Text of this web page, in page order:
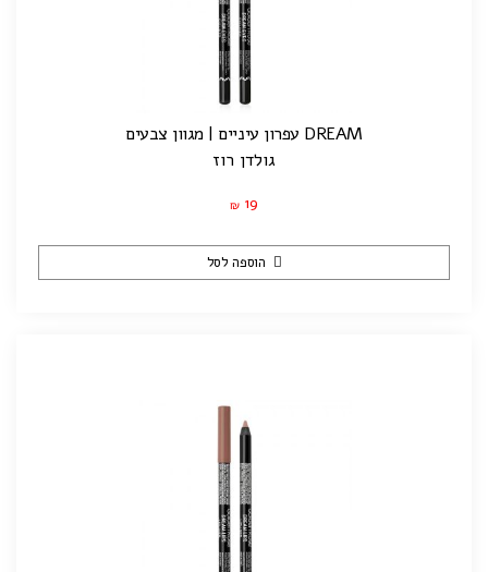
DREAM עפרון עיניים | מגוון צבעים
גולדן רוז
₪ 19
הוספה לסל